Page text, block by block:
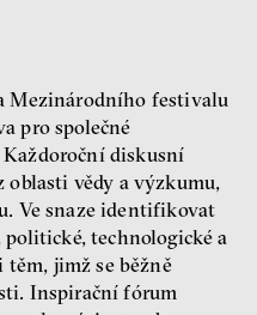
Mezinárodního festivalu
pro společné
Každoroční diskusní
vědy a výzkumu,
Ve snaze identifikovat
technologické a
jimž se běžně
Inspirační fórum